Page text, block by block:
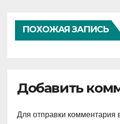
ПОХОЖАЯ ЗАПИСЬ
Добавить
Для отправки комментария